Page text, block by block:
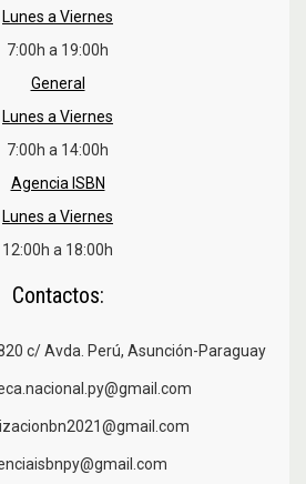
Lunes a Viernes
7:00h a 19:00h
General
Lunes a Viernes
7:00h a 14:00h
Agencia ISBN
Lunes a Viernes
12:00h a 18:00h
Contactos:
c/ Avda. Perú, Asunción-Paraguay